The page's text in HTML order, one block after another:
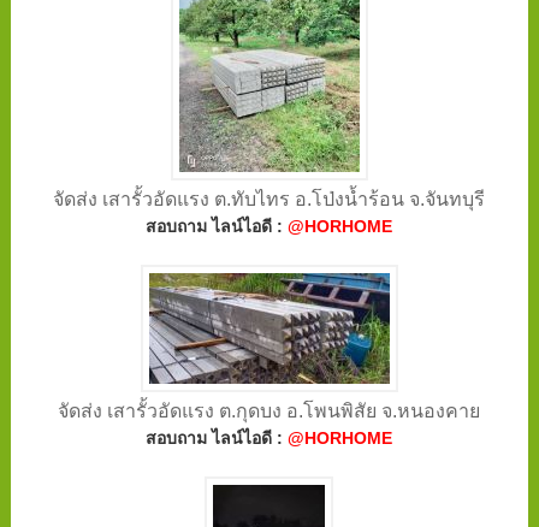
จัดส่ง เสารั้วอัดแรง ต.ทับไทร อ.โป่งน้ำร้อน จ.จันทบุรี
สอบถาม ไลน์ไอดี :@HORHOME
จัดส่ง เสารั้วอัดแรง ต.กุดบง อ.โพนพิสัย จ.หนองคาย
สอบถาม ไลน์ไอดี :@HORHOME